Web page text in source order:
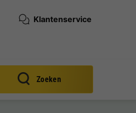
Klantenservice
Zoeken